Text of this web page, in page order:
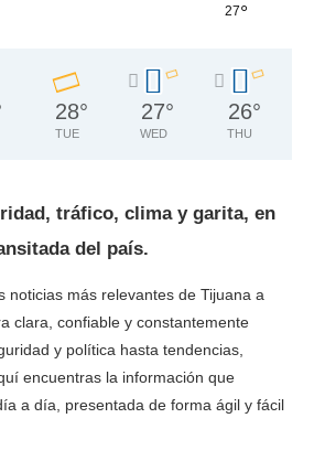
27°
28°
TUE
27°
WED
26°
THU
tráfico, clima y garita, en
del país.
noticias más relevantes de Tijuana a
clara, confiable y constantemente
y política hasta tendencias,
encuentras la información que
a día, presentada de forma ágil y fácil